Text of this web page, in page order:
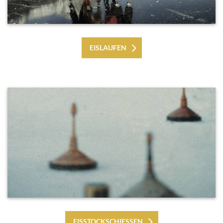
EISLAUFEN